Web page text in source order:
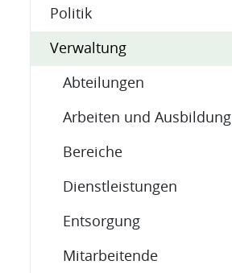
Politik
Verwaltung
Abteilungen
Arbeiten und Ausbildung
Bereiche
Dienstleistungen
Entsorgung
Mitarbeitende